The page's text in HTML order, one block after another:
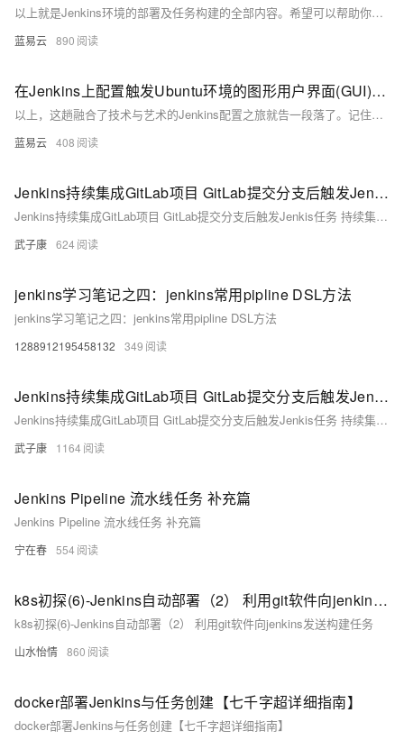
以上就是Jenkins环境的部署及任务构建的全部内容。希望可以帮助你轻松上手Jenkins，让你的CI/CD之旅更加顺畅！
蓝易云 890
在Jenkins上配置触发Ubuntu环境的图形用户界面(GUI)构建任务。
以上，这趟融合了技术与艺术的Jenkins配置之旅就告一段落了。记住，技术应当像艺术一样有趣和生动，这样才能激发出最大的创新和效率。
蓝易云 408
Jenkins持续集成GitLab项目 GitLab提交分支后触发Jenkis任务 持续集成 CI/CD 超级详细 超多图（二）
Jenkins持续集成GitLab项目 GitLab提交分支后触发Jenkis任务 持续集成 CI/CD 超级详细 超多图（二）
武子康 624
jenkins学习笔记之四：jenkins常用pipline DSL方法
jenkins学习笔记之四：jenkins常用pipline DSL方法
1288912195458132 349
Jenkins持续集成GitLab项目 GitLab提交分支后触发Jenkis任务 持续集成 CI/CD 超级详细 超多图（一）
Jenkins持续集成GitLab项目 GitLab提交分支后触发Jenkis任务 持续集成 CI/CD 超级详细 超多图（一）
武子康 1164
Jenkins Pipeline 流水线任务 补充篇
Jenkins Pipeline 流水线任务 补充篇
宁在春 554
k8s初探(6)-Jenkins自动部署（2） 利用git软件向jenkins发送构建任务
k8s初探(6)-Jenkins自动部署（2） 利用git软件向jenkins发送构建任务
山水怡情 860
docker部署Jenkins与任务创建【七千字超详细指南】
docker部署Jenkins与任务创建【七千字超详细指南】